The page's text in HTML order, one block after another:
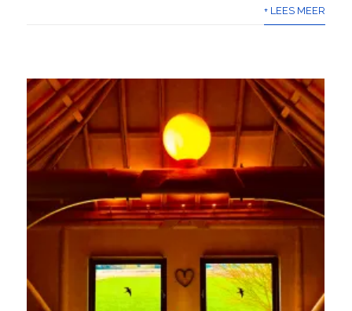
+ LEES MEER